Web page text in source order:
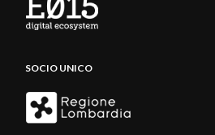
SOCIO UNICO